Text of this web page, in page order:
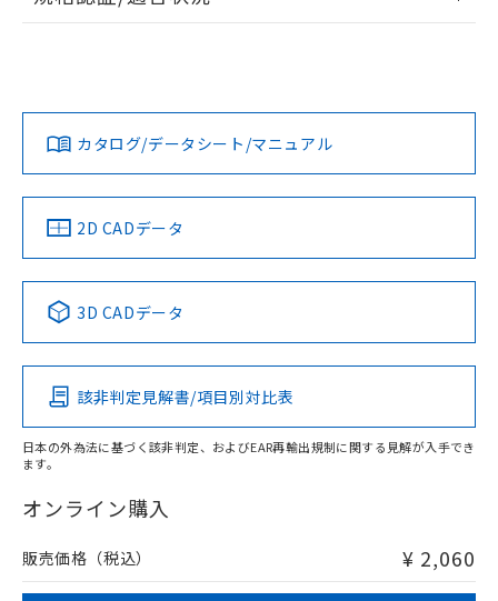
ログイン/会員登録
ダウンロードデータをご利用いただく前に、以下を必ずお読
みください。
ソフトウェアの使用条件
EU RoHS 注意事項・凡例
対応済み
中国 RoHS 注意事項・凡例
Pb Hg Cd Cr(VI)
O
在庫等で未対応品が混在する可能性があります。
問い合わせください。
カタログ/データシート/マニュアル
2D CADデータ
3D CADデータ
該非判定見解書/項目別対比表
日本の外為法に基づく該非判定、およびEAR再輸出規制に関する見解が入手でき
ます。
オンライン購入
販売価格（税込） ¥ 2,060
欄に対応日を記載しておりました。